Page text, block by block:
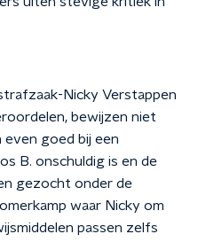
Nicky Verstappen
bewijzen niet
even goed bij een
B. onschuldig is en de
gezocht onder de
waar Nicky om
passen zelfs